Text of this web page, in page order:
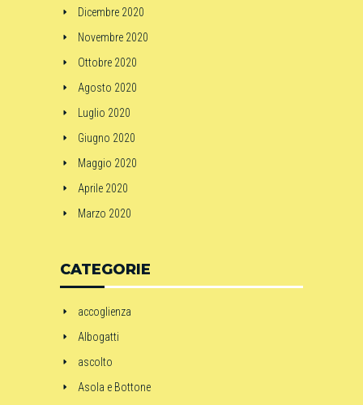
Dicembre 2020
Novembre 2020
Ottobre 2020
Agosto 2020
Luglio 2020
Giugno 2020
Maggio 2020
Aprile 2020
Marzo 2020
CATEGORIE
accoglienza
Albogatti
ascolto
Asola e Bottone